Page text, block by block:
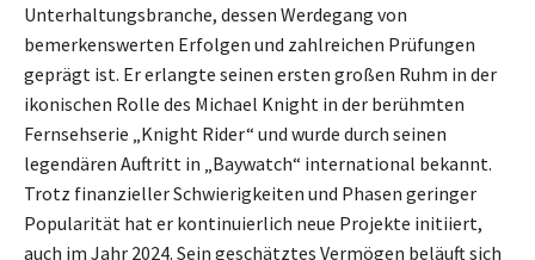
Unterhaltungsbranche, dessen Werdegang von
bemerkenswerten Erfolgen und zahlreichen Prüfungen
geprägt ist. Er erlangte seinen ersten großen Ruhm in der
ikonischen Rolle des Michael Knight in der berühmten
Fernsehserie „Knight Rider“ und wurde durch seinen
legendären Auftritt in „Baywatch“ international bekannt.
Trotz finanzieller Schwierigkeiten und Phasen geringer
Popularität hat er kontinuierlich neue Projekte initiiert,
auch im Jahr 2024. Sein geschätztes Vermögen beläuft sich